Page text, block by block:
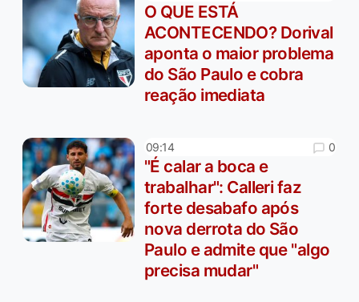
O QUE ESTÁ
ACONTECENDO? Dorival
aponta o maior problema
do São Paulo e cobra
reação imediata
09:14 0
"É calar a boca e
trabalhar": Calleri faz
forte desabafo após
nova derrota do São
Paulo e admite que "algo
precisa mudar"